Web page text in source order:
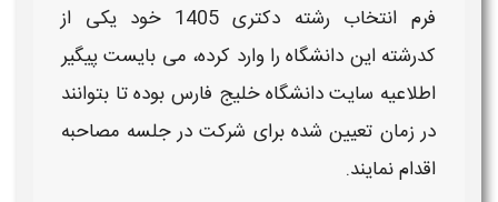
فرم انتخاب رشته دکتری 1405
خود یکی از
کدرشته این دانشگاه را وارد کرده، می بایست پیگیر
اطلاعیه سایتدانشگاه خلیج فارس بوده تا بتوانند
در زمان تعیین شده برای شرکت در جلسه مصاحبه
اقدام نمایند.